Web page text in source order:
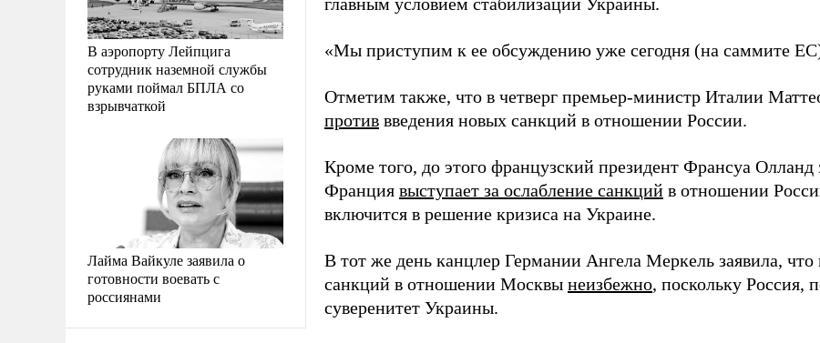
В аэропорту Лейпцига
сотрудник наземной службы
руками поймал БПЛА со
взрывчаткой
Лайма Вайкуле заявила о
готовности воевать с
россиянами
«Мы приступим к ее обсуждению уже сегодня (на саммите
Отметим также, что в четверг премьер-министр Италии
против введения новых санкций в отношении России.
Кроме того, до этого французский президент Франсуа Олланд
Франция выступает за ослабление санкций в отношении
включится в решение кризиса на Украине.
В тот же день канцлер Германии Ангела Меркель заявила, что
санкций в отношении Москвы неизбежно, поскольку Россия,
суверенитет Украины.